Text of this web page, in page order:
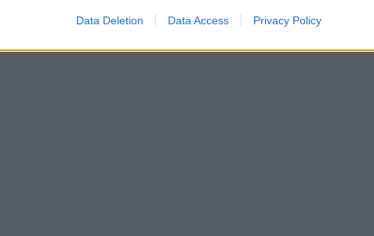
Data Deletion Data Access Privacy Policy